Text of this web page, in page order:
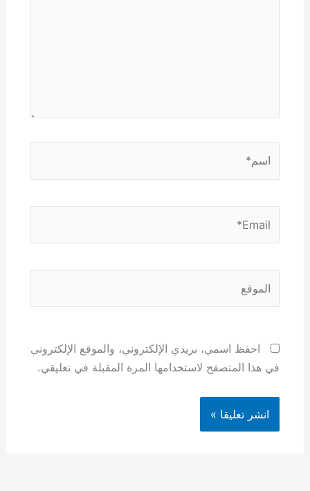
احفظ اسمي، بريدي الإلكتروني، والموقع الإلكتروني
في هذا المتصفح لاستخدامها المرة المقبلة في تعليقي.